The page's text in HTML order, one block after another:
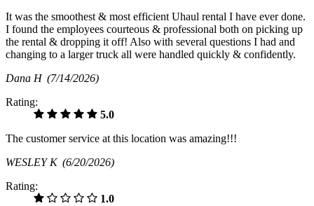
It was the smoothest & most efficient Uhaul rental I have ever done.
I found the employees courteous & professional both on picking up
the rental & dropping it off! Also with several questions I had and
changing to a larger truck all were handled quickly & confidently.
Dana H (7/14/2026)
Rating:
5.0
The customer service at this location was amazing!!!
WESLEY K (6/20/2026)
Rating:
1.0